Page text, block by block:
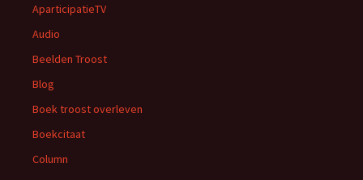
AparticipatieTV
Audio
Beelden Troost
Blog
Boek troost overleven
Boekcitaat
Column